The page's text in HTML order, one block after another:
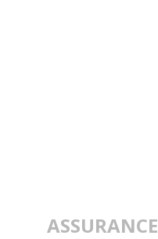
ASSURANCE